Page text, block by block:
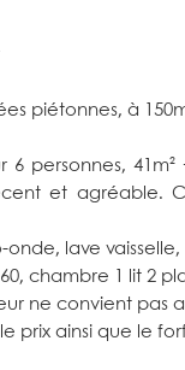
piétonnes, à
personnes,
et agréable.
lave vaisselle,
chambre 1 lit 2
ne convient
prix ainsi que le